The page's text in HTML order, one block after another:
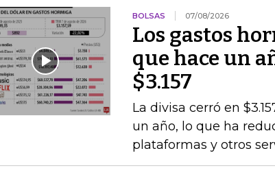
BOLSAS 07/08/2026
Los gastos
que hace un
$3.157
La divisa cerró en
un año, lo que ha
plataformas y otros